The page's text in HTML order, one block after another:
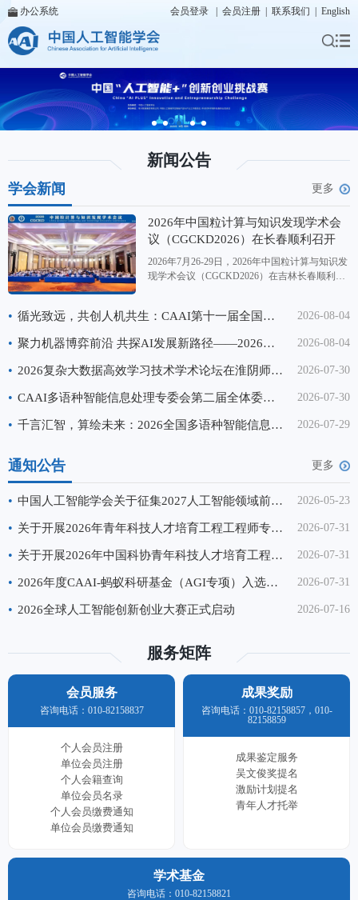
办公系统 会员登录 会员注册 联系我们 English
新闻公告
学会新闻 更多
2026年中国粒计算与知识发现学术会
议（CGCKD2026）在长春顺利召开
2026年7月26-29日，2026年中国粒计算与知识发
现学术会议（CGCKD2026）在吉林长春顺利召
议、第十四届三支决策学术会议，由中国人工智
专委会协办，国际粗糙集学会支持，长春师范大
学与长春理工大学联合承办。来自全国百余所高
校、科研院所的500余名专家学者、
• 循光致远，共创人机共生：CAAI第十一届全国大数据与社会计算学术会议（CAAI BDSC2026）在重庆成功召开 2026-08-04
• 聚力机器博弈前沿 共探AI发展新路径——2026中国机器博弈学术会议顺利举办 2026-08-04
• 2026复杂大数据高效学习技术学术论坛在淮阴师范学院成功举办 2026-07-30
• CAAI多语种智能信息处理专委会第二届全体委员大会暨换届会议顺利召开 2026-07-30
• 千言汇智，算绘未来：2026全国多语种智能信息处理会议（IMLIP 2026）成功举办 2026-07-29
通知公告 更多
• 中国人工智能学会关于征集2027人工智能领域前沿科学问题、工程技术难题和产业技术问题的通知 2026-05-23
• 关于开展2026年青年科技人才培育工程工程师专项计划申报工作的通知 2026-07-31
• 关于开展2026年中国科协青年科技人才培育工程博士生专项计划推荐工作的通知 2026-07-31
• 2026年度CAAI-蚂蚁科研基金（AGI专项）入选名单公示 2026-07-31
• 2026全球人工智能创新创业大赛正式启动 2026-07-16
服务矩阵
会员服务
咨询电话：010-82158837
个人会员注册
单位会员注册
个人会籍查询
单位会员名录
个人会员缴费通知
单位会员缴费通知
成果奖励
咨询电话：010-82158857，010-
82158859
成果鉴定服务
吴文俊奖提名
激励计划提名
青年人才托举
学术基金
咨询电话：010-82158821